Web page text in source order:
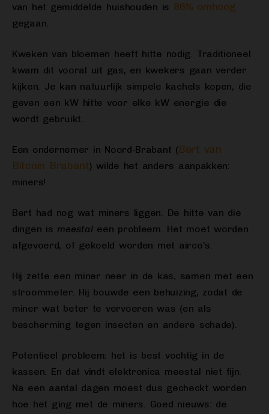
van het gemiddelde huishouden is 86% omhoog
gegaan.
Kweken van bloemen heeft hitte nodig. Traditioneel
kwam dit vooral uit gas, en kwekers gaan verder
kijken. Je kan natuurlijk simpele kachels kopen, die
geven een kW hitte voor elke kW energie die
wordt gebruikt.
Een ondernemer in Noord-Brabant (Bert van
Bitcoin Brabant) wilde het anders aanpakken:
miners!
Bert had nog wat miners liggen. De hitte van die
dingen is meestaleen probleem. Het moet worden
afgevoerd, of gekoeld worden met airco’s.
Hij zette een miner neer in de kas, samen met een
stroommeter. Hij bouwde een behuizing, zodat de
miner wat beter te vervoeren was (en als
bescherming tegen insecten en andere schade).
Potentieel probleem: het is best vochtig in de
kassen. En dat vindt elektronica meestal niet fijn.
Na een aantal dagen moest dus gecheckt worden
hoe het ging met de miners. Goed nieuws: de